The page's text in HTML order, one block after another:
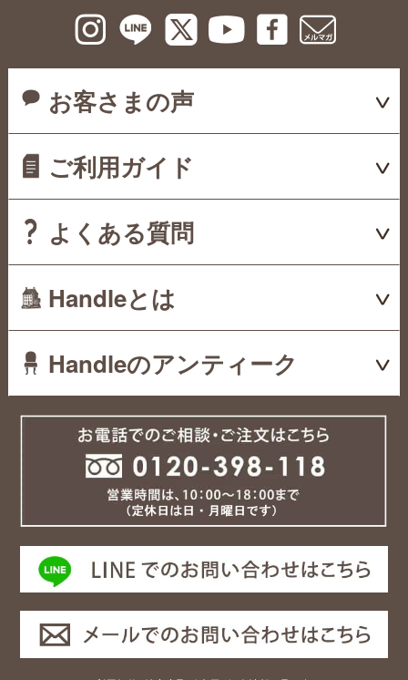
お客さまの声
ご利用ガイド
よくある質問
Handleとは
Handleのアンティーク